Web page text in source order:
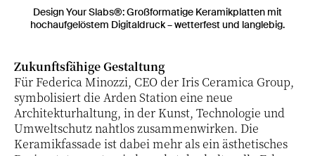
Design Your Slabs®: Großformatige Keramikplatten mit
hochaufgelöstem Digitaldruck – wetterfest und langlebig.
Zukunftsfähige Gestaltung
Für Federica Minozzi, CEO der Iris Ceramica Group,
symbolisiert die Arden Station eine neue
Architekturhaltung, in der Kunst, Technologie und
Umweltschutz nahtlos zusammenwirken. Die
Keramikfassade ist dabei mehr als ein ästhetisches